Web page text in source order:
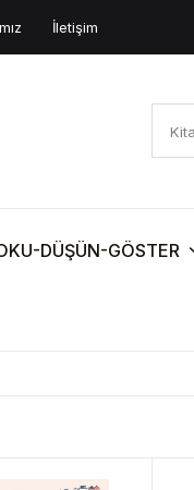
İletişim
DÜŞÜN-GÖSTER